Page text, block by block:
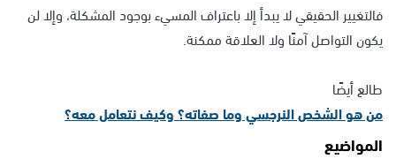
فالتغيير الحقيقي لا يبدأ إلا باعتراف المسيء بوجود المشكلة، وإلا لن
يكون التواصل آمنًا ولا العلاقة ممكنة.
طالع أيضًا
من هو الشخص النرجسي وما صفاته؟ وكيف نتعامل معه؟
المواضيع